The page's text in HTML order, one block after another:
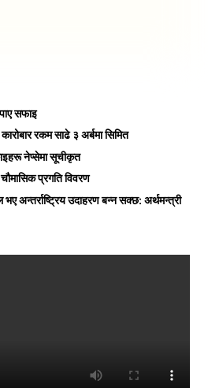
सफाइ
रकम साढे ३ अर्बमा सिमित
नेप्सेमा सूचीकृत
प्रगति विवरण
अन्तर्राष्ट्रिय उदाहरण बन्न सक्छ: अर्थमन्त्री